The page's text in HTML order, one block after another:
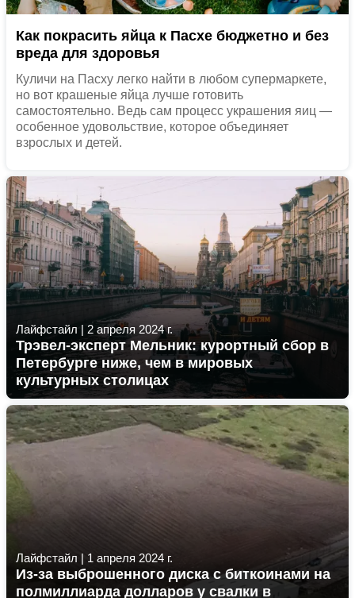
Как покрасить яйца к Пасхе бюджетно и без
вреда для здоровья
Куличи на Пасху легко найти в любом супермаркете,
но вот крашеные яйца лучше готовить
самостоятельно. Ведь сам процесс украшения яиц —
особенное удовольствие, которое объединяет
взрослых и детей.
Лайфстайл | 2 апреля 2024 г.
Трэвел-эксперт Мельник: курортный сбор в
Петербурге ниже, чем в мировых
культурных столицах
Лайфстайл | 1 апреля 2024 г.
Из-за выброшенного диска с биткоинами на
полмиллиарда долларов у свалки в